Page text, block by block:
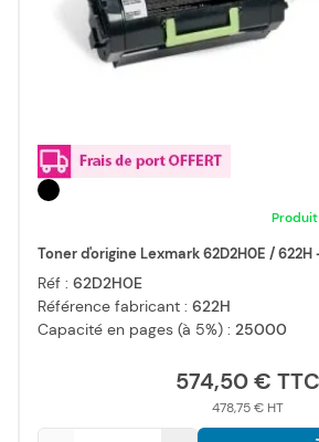
Toner d'origine Lexmark 62D2H0E / 622H
Réf : 62D2H0E
Référence fabricant : 622H
Capacité en pages (à 5%) : 25000
574,50 €
478,75 €